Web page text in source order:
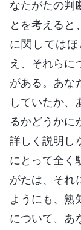
なたがたの判
とを考えると
に関しては
え、それらに
がある。あな
していたか、
るかどうかに
詳しく説明し
にとって全く
がたは、それ
ようにも、熟
について、あ